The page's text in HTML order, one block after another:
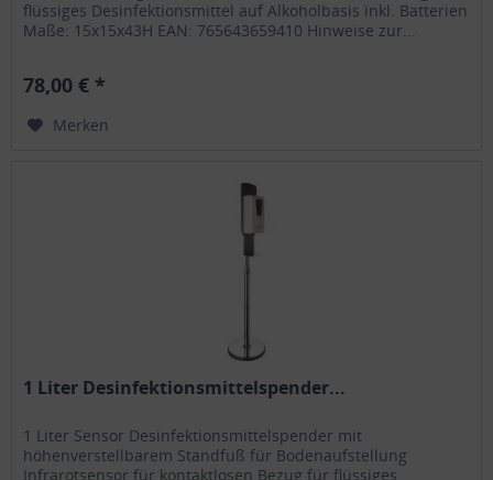
flüssiges Desinfektionsmittel auf Alkoholbasis inkl. Batterien
Maße: 15x15x43H EAN: 765643659410 Hinweise zur...
78,00 € *
Merken
1 Liter Desinfektionsmittelspender...
1 Liter Sensor Desinfektionsmittelspender mit
höhenverstellbarem Standfuß für Bodenaufstellung
Infrarotsensor für kontaktlosen Bezug für flüssiges